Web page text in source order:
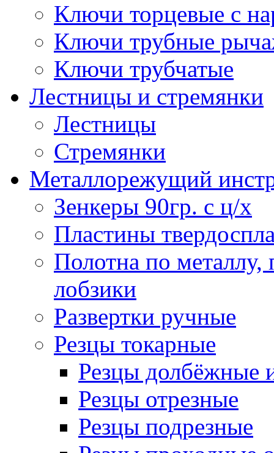
Ключи торцевые с
Ключи трубные
Ключи трубчатые
Лестницы и стремянки
Лестницы
Стремянки
Металлорежущий
Зенкеры 90гр. с ц/х
Пластины
Полотна по
лобзики
Развертки ручные
Резцы токарные
Резцы долбёжные
Резцы отрезные
Резцы подрезные